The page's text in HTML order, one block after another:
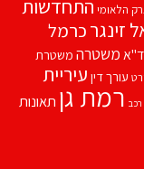
הלאומי התחדשות
זינגרכרמל
משטרה משטרת
עורך דין עיריית
רכב רמת גן תאונות